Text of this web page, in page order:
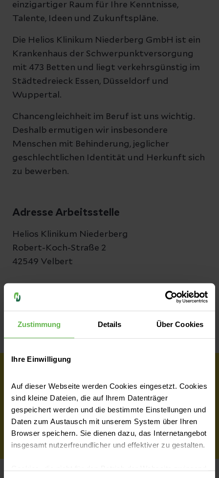
Zustimmung Details Über Cookies
Ihre Einwilligung
Auf dieser Webseite werden Cookies eingesetzt. Cookies
sind kleine Dateien, die auf Ihrem Datenträger
gespeichert werden und die bestimmte Einstellungen und
Daten zum Austausch mit unserem System über Ihren
Browser speichern. Sie dienen dazu, das Internetangebot
insgesamt nutzerfreundlicher und effektiver zu gestalten.
einzigartiger Raum für Ihre Kenntnisse,
Talente, Ideen und Zukunftspläne.
Die Helios Klinikum Niederberg GmbH ist ein
Krankenhaus der Schwerpunktversorgung
mit 473 Betten und liegt verkehrsgünstig im
Städtedreieck Essen, Düsseldorf und
Wuppertal.
Chancengleichheit im Beruf ist uns wichtig.
Deshalb ermutigen wir insbesondere
Menschen mit Behinderung, jeglicher
geschlechtlichen Identität und Herkunft sich
zu bewerben.
Adresse Arbeitsstelle
Helios Klinikum Niederberg
Robert-Koch-Straße 2
42549 Velbert
Teilen
Wir haben dich überzeugt?
Jetzt Teil des Teams werden